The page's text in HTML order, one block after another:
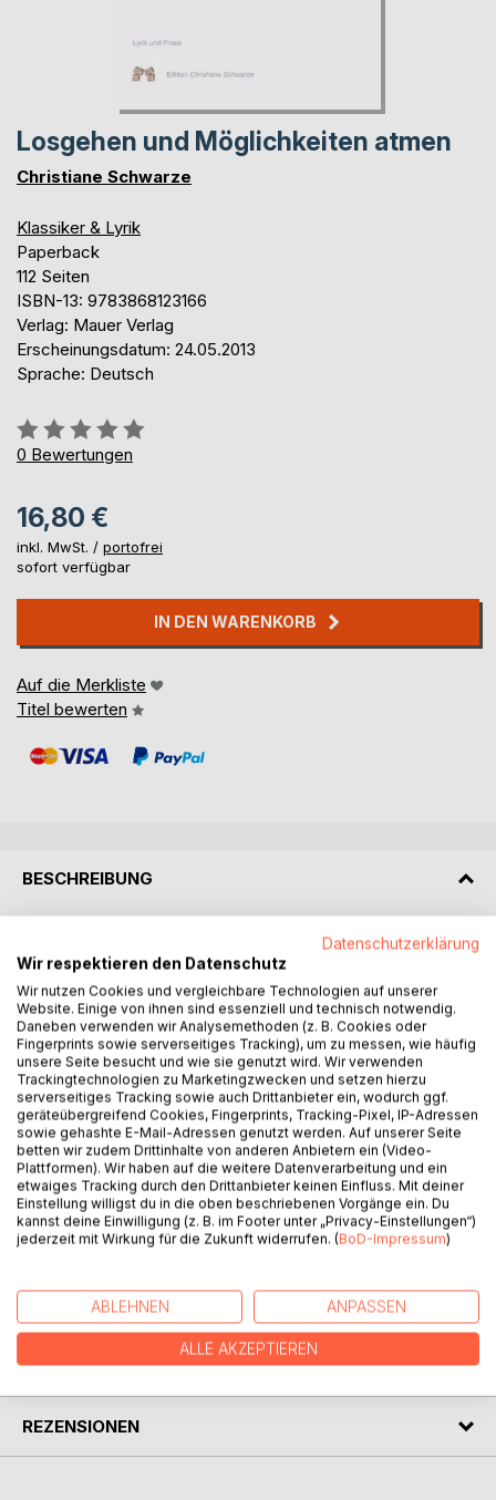
Losgehen und Möglichkeiten atmen
Christiane Schwarze
Klassiker & Lyrik
Paperback
112 Seiten
ISBN-13: 9783868123166
Verlag: Mauer Verlag
Erscheinungsdatum: 24.05.2013
Sprache: Deutsch
Bewertung::
0%
0 Bewertungen
16,80 €
inkl. MwSt. / portofrei
sofort verfügbar
IN DEN WARENKORB
Auf die Merkliste
Titel bewerten
BESCHREIBUNG
„Eine besondere Qualität der Autorin Christiane Schwarze
ist zweifelsfrei ihre schriftstellerische Vielfalt.
Ihre Bandbreite reicht von Kurzprosa, Lyrik, Märchen, Satire
bis hin zu Kriminalerzählungen.
So ist es ihr auch in diesem Buch gelungen, sozialkritische
Themen nachdenklich und scharfsinnig auf den Punkt zu
bringen.
Wie auch in ihren anderen Werken, gelingt es Christiane
Schwarze immer wieder, mit unkonventionellen Wendungen
zu überraschen und dabei Tiefgründiges und Humorvolles
miteinander zu verweben.“
(Auszug Rezension Ana Kast)
AUTOR/IN
PRESSESTIMMEN
REZENSIONEN
Datenschutzerklärung
Wir respektieren den Datenschutz
Wir nutzen Cookies und vergleichbare Technologien auf unserer
Website. Einige von ihnen sind essenziell und technisch notwendig.
Daneben verwenden wir Analysemethoden (z. B. Cookies oder
Fingerprints sowie serverseitiges Tracking), um zu messen, wie häufig
unsere Seite besucht und wie sie genutzt wird. Wir verwenden
Trackingtechnologien zu Marketingzwecken und setzen hierzu
serverseitiges Tracking sowie auch Drittanbieter ein, wodurch ggf.
geräteübergreifend Cookies, Fingerprints, Tracking-Pixel, IP-Adressen
sowie gehashte E-Mail-Adressen genutzt werden. Auf unserer Seite
betten wir zudem Drittinhalte von anderen Anbietern ein (Video-
Plattformen). Wir haben auf die weitere Datenverarbeitung und ein
etwaiges Tracking durch den Drittanbieter keinen Einfluss. Mit deiner
Einstellung willigst du in die oben beschriebenen Vorgänge ein. Du
kannst deine Einwilligung (z. B. im Footer unter „Privacy-Einstellungen“)
jederzeit mit Wirkung für die Zukunft widerrufen. (BoD-Impressum)
ABLEHNEN ANPASSEN
ALLE AKZEPTIEREN